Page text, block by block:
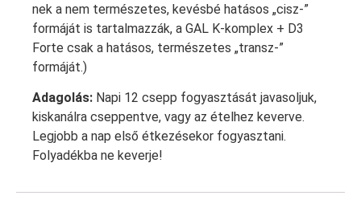
nek a nem természetes, kevésbé hatásos „cisz-”
formáját is tartalmazzák, a GAL K-komplex + D3
Forte csak a hatásos, természetes „transz-”
formáját.)
Adagolás: Napi 12 csepp fogyasztását javasoljuk,
kiskanálra cseppentve, vagy az ételhez keverve.
Legjobb a nap első étkezésekor fogyasztani.
Folyadékba ne keverje!